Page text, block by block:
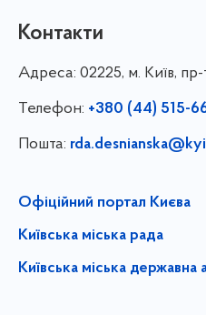
Контакти
Адреса: 02225, м. Київ,
Телефон: +380 (44) 515-
Пошта:
Офіційний портал Києва
Київська міська рада
Київська міська державна